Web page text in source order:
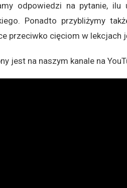
odpowiedzi na pytanie,
Ponadto przybliżymy
przeciwko cięciom w lekcjach
jest na naszym kanale na